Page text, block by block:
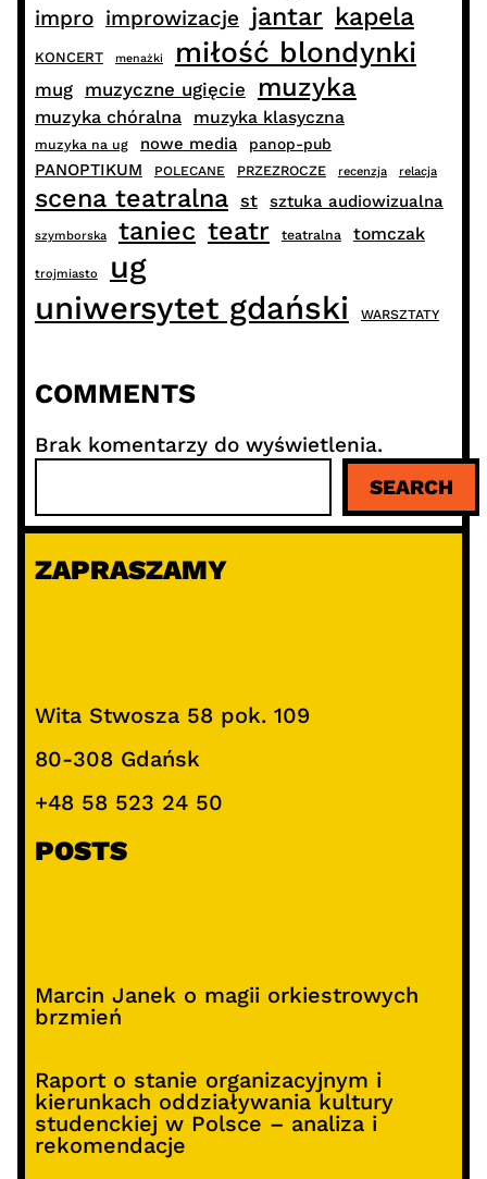
impro improwizacje jantar kapela
KONCERT menażki miłość blondynki
mug muzyczne ugięcie muzyka
muzyka chóralna muzyka klasyczna
muzyka na ug nowe media panop-pub
PANOPTIKUM POLECANE PRZEZROCZE recenzja relacja
scena teatralna st sztuka audiowizualna
szymborska taniec teatr teatralna tomczak
trojmiasto
ug
uniwersytet gdański
WARSZTATY
COMMENTS
Brak komentarzy do wyświetlenia.
u
a
SEARCH
ZAPRASZAMY
Wita Stwosza 58 pok. 109
80-308 Gdańsk
+48 58 523 24 50
POSTS
Marcin Janek o magii orkiestrowych
brzmień
Raport o stanie organizacyjnym i
kierunkach oddziaływania kultury
studenckiej w Polsce – analiza i
rekomendacje